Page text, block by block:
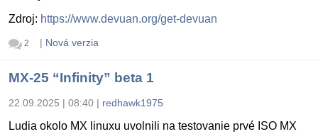
Zdroj: https://www.devuan.org/get-devuan
2 | Nová verzia
MX-25 “Infinity” beta 1
22.09.2025 | 08:40 | redhawk1975
Ludia okolo MX linuxu uvolnili na testovanie prvé ISO MX